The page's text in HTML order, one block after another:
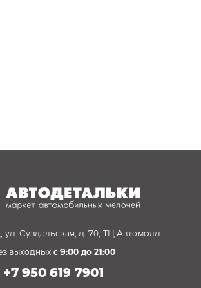
ул. Суздальская, д. 70, ТЦ Автомолл
выходныхс 9:00 до 21:00
+7 950 619 7901